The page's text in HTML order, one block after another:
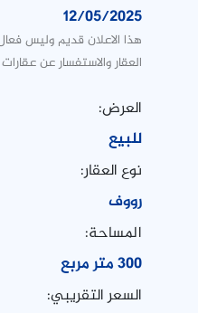
12/05/2025
هذا الاعلان قديم وليس
العقار والاستفسار عن
العرض:
للبيع
نوع العقار:
رووف
المساحة:
300 متر مربع
السعر التقريبي: